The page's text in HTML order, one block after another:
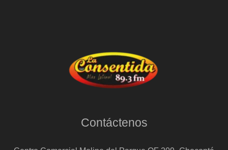
Contáctenos